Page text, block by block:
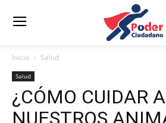
Inicio Salud
Salud
¿CÓMO CUIDAR A